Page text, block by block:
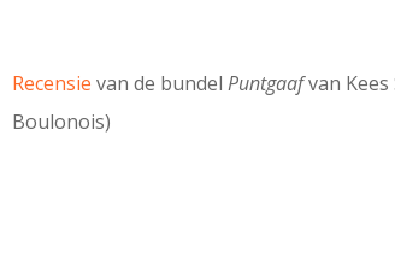
Recensie van de bundelPuntgaafvan
Boulonois)